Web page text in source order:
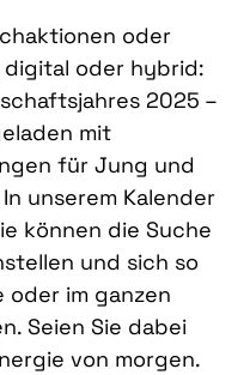
oder
digital oder hybrid:
2025 –
mit
für Jung und
unserem Kalender
können die Suche
und sich so
oder im ganzen
Seien Sie dabei
von morgen.